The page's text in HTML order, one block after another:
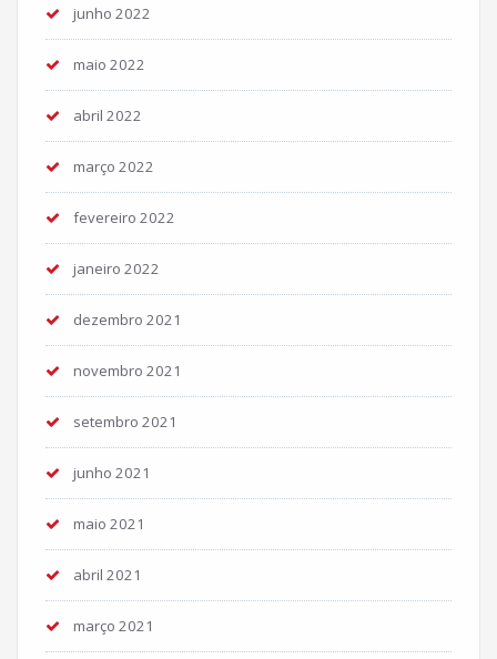
junho 2022
maio 2022
abril 2022
março 2022
fevereiro 2022
janeiro 2022
dezembro 2021
novembro 2021
setembro 2021
junho 2021
maio 2021
abril 2021
março 2021